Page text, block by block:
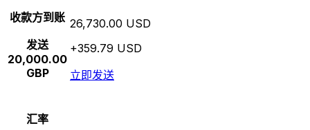
收款方到账
发送
20,000.00
GBP
26,730.00 USD
+359.79 USD
立即发送
汇率